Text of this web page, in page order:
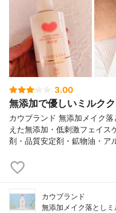
3.00
無添加で優しいミルク
カウブランド 無添加メイク
えた無添加・低刺激フェイス
剤・品質安定剤・鉱物油・ア
カウブランド
無添加メイク落としミ